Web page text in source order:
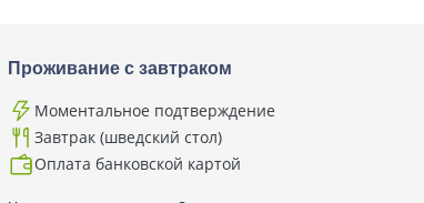
Проживание с завтраком
Моментальное подтверждение
Завтрак (шведский стол)
Оплата банковской картой